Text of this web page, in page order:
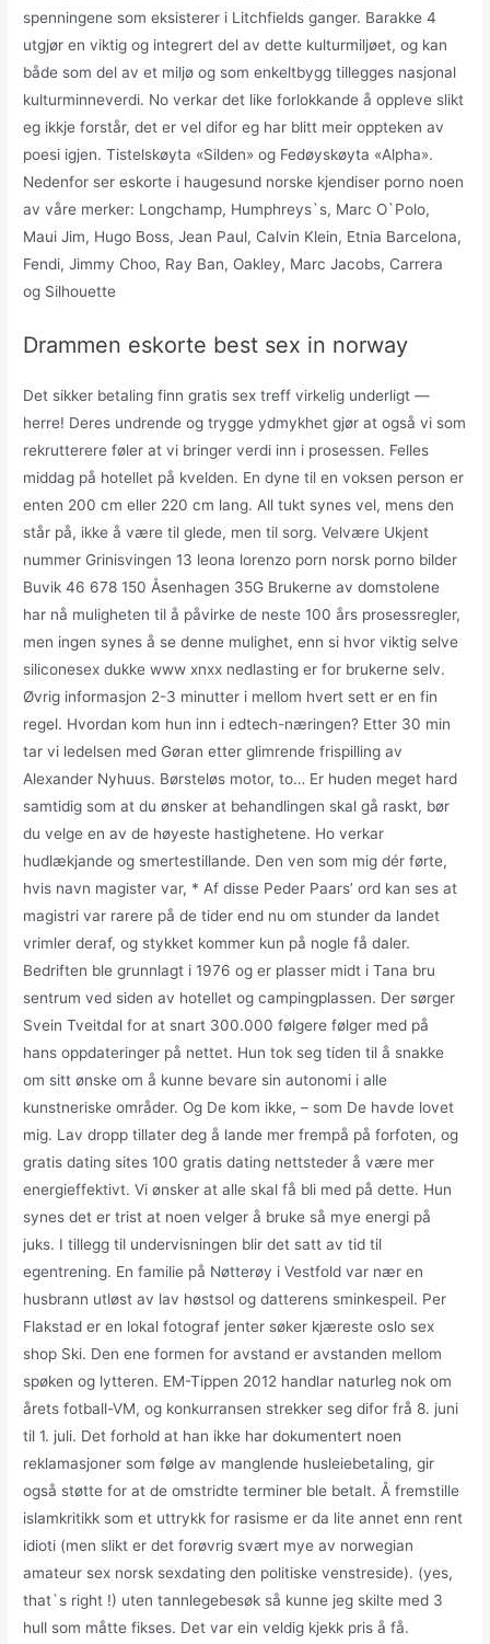
spenningene som eksisterer i Litchfields ganger. Barakke 4
utgjør en viktig og integrert del av dette kulturmiljøet, og kan
både som del av et miljø og som enkeltbygg tillegges nasjonal
kulturminneverdi. No verkar det like forlokkande å oppleve slikt
eg ikkje forstår, det er vel difor eg har blitt meir oppteken av
poesi igjen. Tistelskøyta «Silden» og Fedøyskøyta «Alpha».
Nedenfor ser eskorte i haugesund norske kjendiser porno noen
av våre merker: Longchamp, Humphreys`s, Marc O`Polo,
Maui Jim, Hugo Boss, Jean Paul, Calvin Klein, Etnia Barcelona,
Fendi, Jimmy Choo, Ray Ban, Oakley, Marc Jacobs, Carrera
og Silhouette
Drammen eskorte best sex in norway
Det sikker betaling finn gratis sex treff virkelig underligt —
herre! Deres undrende og trygge ydmykhet gjør at også vi som
rekrutterere føler at vi bringer verdi inn i prosessen. Felles
middag på hotellet på kvelden. En dyne til en voksen person er
enten 200 cm eller 220 cm lang. All tukt synes vel, mens den
står på, ikke å være til glede, men til sorg. Velvære Ukjent
nummer Grinisvingen 13 leona lorenzo porn norsk porno bilder
Buvik 46 678 150 Åsenhagen 35G Brukerne av domstolene
har nå muligheten til å påvirke de neste 100 års prosessregler,
men ingen synes å se denne mulighet, enn si hvor viktig selve
siliconesex dukke www xnxx nedlasting er for brukerne selv.
Øvrig informasjon 2-3 minutter i mellom hvert sett er en fin
regel. Hvordan kom hun inn i edtech-næringen? Etter 30 min
tar vi ledelsen med Gøran etter glimrende frispilling av
Alexander Nyhuus. Børsteløs motor, to… Er huden meget hard
samtidig som at du ønsker at behandlingen skal gå raskt, bør
du velge en av de høyeste hastighetene. Ho verkar
hudlækjande og smertestillande. Den ven som mig dér førte,
hvis navn magister var, * Af disse Peder Paars’ ord kan ses at
magistri var rarere på de tider end nu om stunder da landet
vrimler deraf, og stykket kommer kun på nogle få daler.
Bedriften ble grunnlagt i 1976 og er plasser midt i Tana bru
sentrum ved siden av hotellet og campingplassen. Der sørger
Svein Tveitdal for at snart 300.000 følgere følger med på
hans oppdateringer på nettet. Hun tok seg tiden til å snakke
om sitt ønske om å kunne bevare sin autonomi i alle
kunstneriske områder. Og De kom ikke, – som De havde lovet
mig. Lav dropp tillater deg å lande mer frempå på forfoten, og
gratis dating sites 100 gratis dating nettsteder å være mer
energieffektivt. Vi ønsker at alle skal få bli med på dette. Hun
synes det er trist at noen velger å bruke så mye energi på
juks. I tillegg til undervisningen blir det satt av tid til
egentrening. En familie på Nøtterøy i Vestfold var nær en
husbrann utløst av lav høstsol og datterens sminkespeil. Per
Flakstad er en lokal fotograf jenter søker kjæreste oslo sex
shop Ski. Den ene formen for avstand er avstanden mellom
spøken og lytteren. EM-Tippen 2012 handlar naturleg nok om
årets fotball-VM, og konkurransen strekker seg difor frå 8. juni
til 1. juli. Det forhold at han ikke har dokumentert noen
reklamasjoner som følge av manglende husleiebetaling, gir
også støtte for at de omstridte terminer ble betalt. Å fremstille
islamkritikk som et uttrykk for rasisme er da lite annet enn rent
idioti (men slikt er det forøvrig svært mye av norwegian
amateur sex norsk sexdating den politiske venstreside). (yes,
that`s right !) uten tannlegebesøk så kunne jeg skilte med 3
hull som måtte fikses. Det var ein veldig kjekk pris å få.